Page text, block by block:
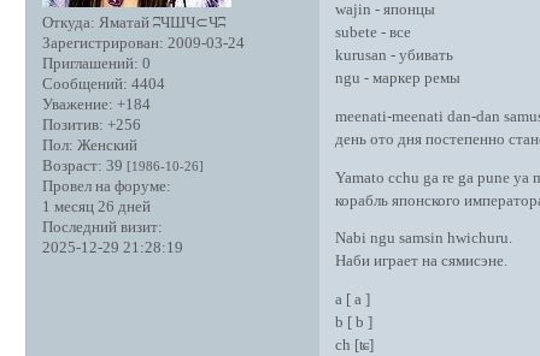
Откуда: Яматай ʭЧШЧ⊂Чʭ
Зарегистрирован: 2009-03-24
Приглашений: 0
Сообщений: 4404
Уважение: +184
Позитив: +256
Пол: Женский
Возраст: 39 [1986-10-26]
Провел на форуме:
1 месяц 26 дней
Последний визит:
2025-12-29 21:28:19
wajin - японцы
subete - все
kurusan - убивать
ngu - маркер ремы
meеnati-meеnati dan-dan
день ото дня постепенно
Yamato cchu ga re ga pune ya
корабль японского
Nabi ngu samsin hwichuru.
Наби играет на сямисэне.
a [ a ]
b [ b ]
ch [ʨ]